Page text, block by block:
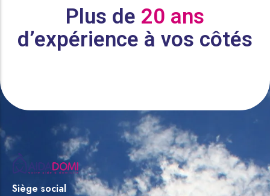
Plus de 20 ans
d’expérience à vos côtés
Siège social